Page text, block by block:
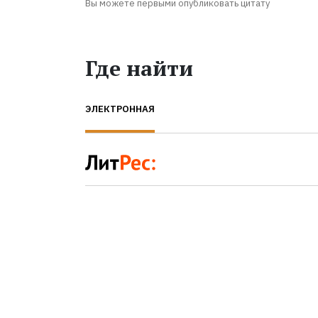
Вы можете первыми опубликовать цитату
Где найти
ЭЛЕКТРОННАЯ